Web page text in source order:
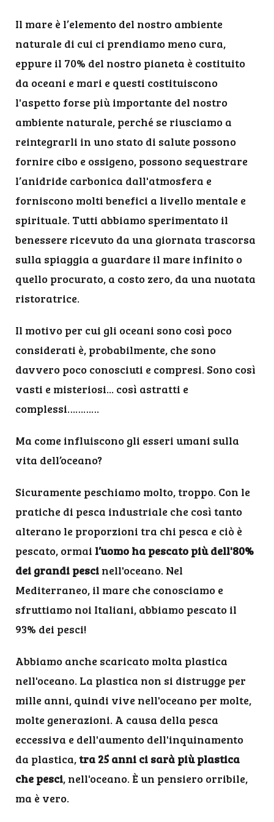
Il mare è l’elemento del nostro ambiente
naturale di cui ci prendiamo meno cura,
eppure il 70% del nostro pianeta è costituito
da oceani e mari e questi costituiscono
l'aspetto forse più importante del nostro
ambiente naturale, perché se riusciamo a
reintegrarli in uno stato di salute possono
fornire cibo e ossigeno, possono sequestrare
l’anidride carbonica dall'atmosfera e
forniscono molti benefici a livello mentale e
spirituale. Tutti abbiamo sperimentato il
benessere ricevuto da una giornata trascorsa
sulla spiaggia a guardare il mare infinito o
quello procurato, a costo zero, da una nuotata
ristoratrice.
Il motivo per cui gli oceani sono così poco
considerati è, probabilmente, che sono
davvero poco conosciuti e compresi. Sono così
vasti e misteriosi... così astratti e
complessi…………
Ma come influiscono gli esseri umani sulla
vita dell’oceano?
Sicuramente peschiamo molto, troppo. Con le
pratiche di pesca industriale che così tanto
alterano le proporzioni tra chi pesca e ciò è
pescato, ormai l’uomo ha pescato più dell'80%
dei grandi pesci nell'oceano. Nel
Mediterraneo, il mare che conosciamo e
sfruttiamo noi Italiani, abbiamo pescato il
93% dei pesci!
Abbiamo anche scaricato molta plastica
nell'oceano. La plastica non si distrugge per
mille anni, quindi vive nell'oceano per molte,
molte generazioni. A causa della pesca
eccessiva e dell'aumento dell'inquinamento
da plastica,tra 25 anni ci sarà più plastica
che pesci, nell'oceano. È un pensiero orribile,
ma è vero.